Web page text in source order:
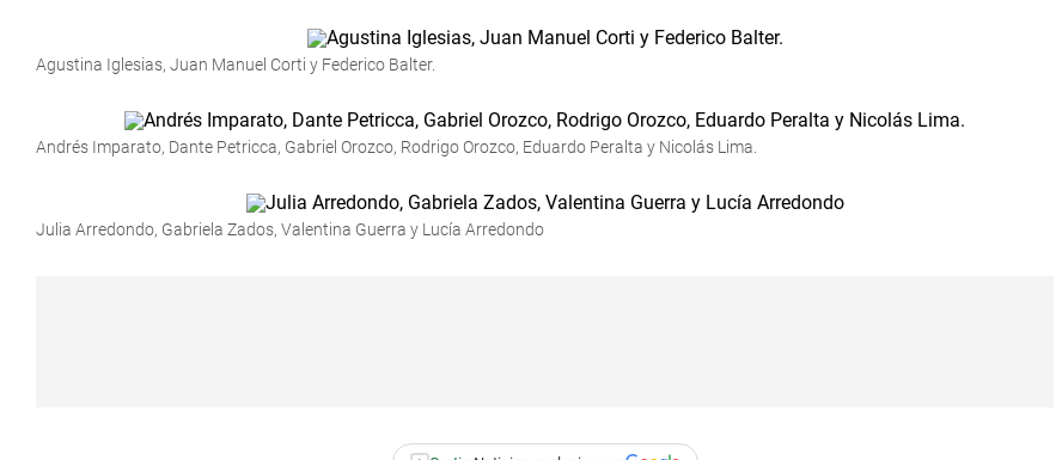
Agustina Iglesias, Juan Manuel Corti y Federico Balter.
Andrés Imparato, Dante Petricca, Gabriel Orozco, Rodrigo Orozco, Eduardo Peralta y Nicolás Lima.
Julia Arredondo, Gabriela Zados, Valentina Guerra y Lucía Arredondo